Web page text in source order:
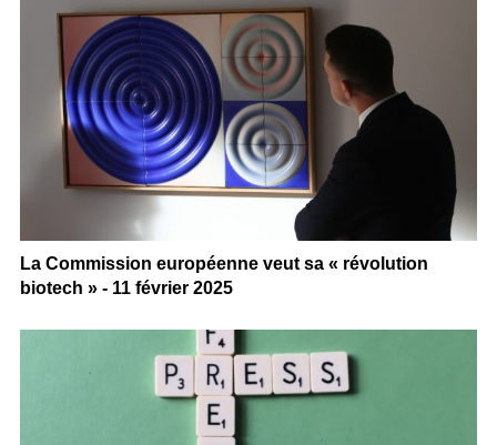
La Commission européenne veut sa « révolution
biotech » - 11 février 2025